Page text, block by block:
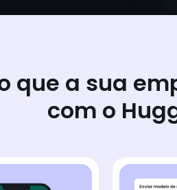
que a sua
com o